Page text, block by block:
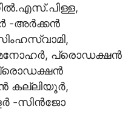
-അര്‍ക്കന്‍
പ്രൊഡക്ഷന്‍
കല്ലിയൂര്‍,
-സിന്‍ജോ